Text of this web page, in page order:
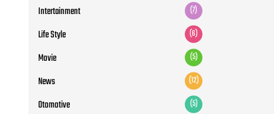
Intertainment (7)
Life Style (6)
Movie (5)
News (12)
Otomotive (5)